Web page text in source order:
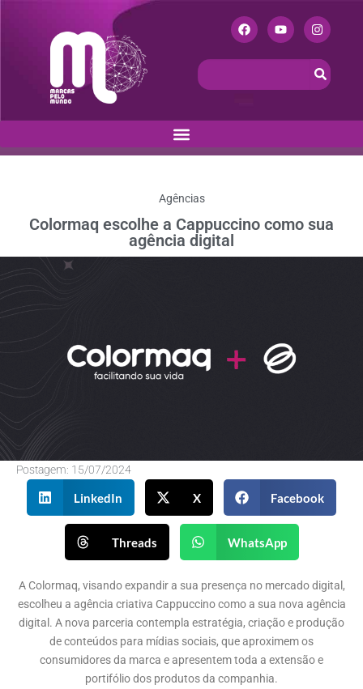
Agências
Colormaq escolhe a Cappuccino como sua
agência digital
Postagem: 15/07/2024
LinkedIn X Facebook
Threads WhatsApp
A Colormaq, visando expandir a sua presença no mercado digital,
escolheu a agência criativa Cappuccino como a sua nova agência
digital. A nova parceria contempla estratégia, criação e produção
de conteúdos para mídias sociais, que aproximem os
consumidores da marca e apresentem toda a extensão e
portifólio dos produtos da companhia.